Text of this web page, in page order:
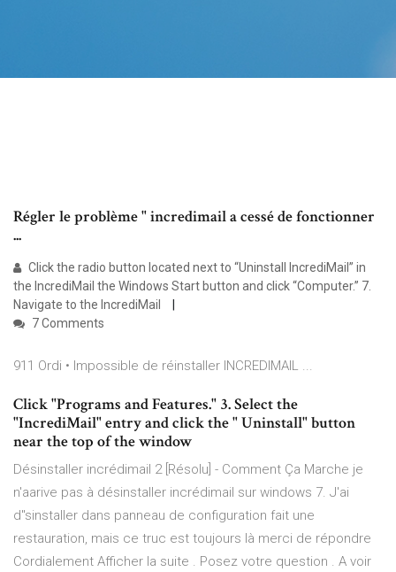
Régler le problème " incredimail a cessé de fonctionner
...
Click the radio button located next to “Uninstall IncrediMail” in
the IncrediMail the Windows Start button and click “Computer.” 7.
Navigate to the IncrediMail
7 Comments
911 Ordi • Impossible de réinstaller INCREDIMAIL ...
Click "Programs and Features." 3. Select the
"IncrediMail" entry and click the " Uninstall" button
near the top of the window
Désinstaller incrédimail 2 [Résolu] - Comment Ça Marche je
n'aarive pas à désinstaller incrédimail sur windows 7. J'ai
d"sinstaller dans panneau de configuration fait une
restauration, mais ce truc est toujours là merci de répondre
Cordialement Afficher la suite . Posez votre question . A voir